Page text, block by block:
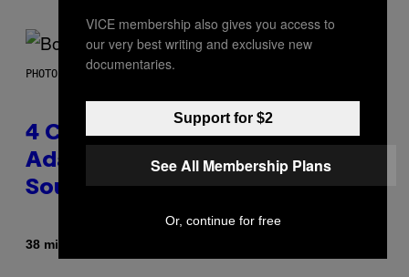
PHOTO BY FRANK MICELOTTA/IMAGEDIRECT
4 Classic Rock Bands That
Adapted to the New Rock
Sound of the 2000s
38 minuti fa
VICE membership also gives you access to
our very best writing and exclusive new
documentaries.
Support for $2
See All Membership Plans
Or, continue for free